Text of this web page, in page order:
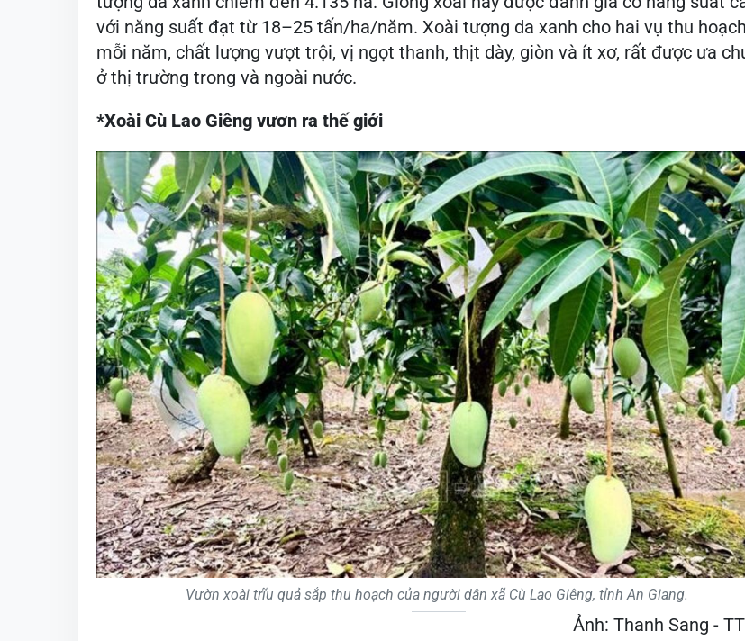
với năng suất đạt từ 18–25 tấn/ha/năm. Xoài tượng da xanh cho hai vụ thu hoạch
mỗi năm, chất lượng vượt trội, vị ngọt thanh, thịt dày, giòn và ít xơ, rất được ưa
ở thị trường trong và ngoài nước.
*Xoài Cù Lao Giêng vươn ra thế giới
Vườn xoài trĩu quả sắp thu hoạch của người dân xã Cù Lao Giêng, tỉnh An Giang.
Ảnh: Thanh Sang -